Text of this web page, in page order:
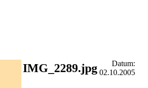
IMG_2289.jpg
Datum:
02.10.2005